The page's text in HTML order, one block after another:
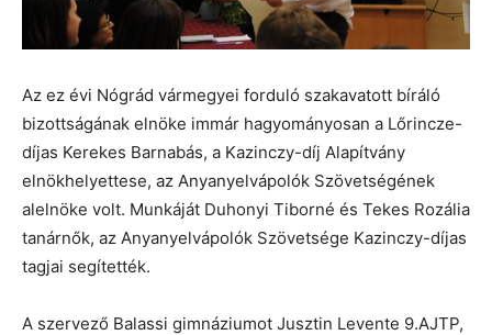
Az ez évi Nógrád vármegyei forduló szakavatott bíráló
bizottságának elnöke immár hagyományosan a Lőrincze-
díjas Kerekes Barnabás, a Kazinczy-díj Alapítvány
elnökhelyettese, az Anyanyelvápolók Szövetségének
alelnöke volt. Munkáját Duhonyi Tiborné és Tekes Rozália
tanárnők, az Anyanyelvápolók Szövetsége Kazinczy-díjas
tagjai segítették.
A szervező Balassi gimnáziumot Jusztin Levente 9.AJTP,